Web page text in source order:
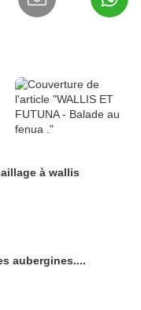
Débroussaillage à wallis
Planter des aubergines....